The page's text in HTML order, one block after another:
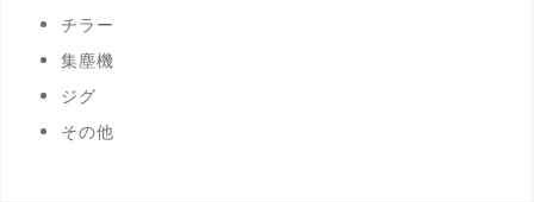
チラー
集塵機
ジグ
その他